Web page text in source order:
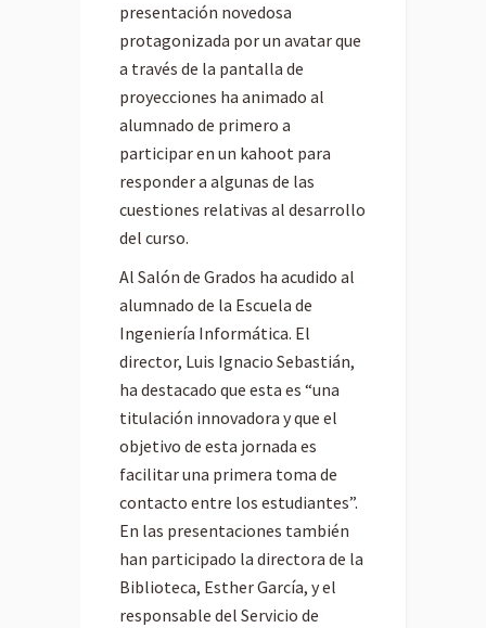
presentación novedosa
protagonizada por un avatar que
a través de la pantalla de
proyecciones ha animado al
alumnado de primero a
participar en un kahoot para
responder a algunas de las
cuestiones relativas al desarrollo
del curso.
Al Salón de Grados ha acudido al
alumnado de la Escuela de
Ingeniería Informática. El
director, Luis Ignacio Sebastián,
ha destacado que esta es “una
titulación innovadora y que el
objetivo de esta jornada es
facilitar una primera toma de
contacto entre los estudiantes”.
En las presentaciones también
han participado la directora de la
Biblioteca, Esther García, y el
responsable del Servicio de